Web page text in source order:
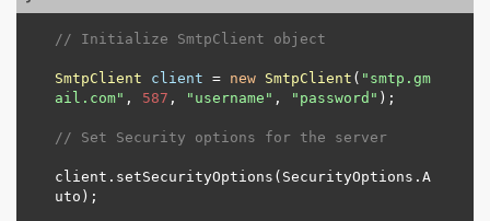
// Initialize SmtpClient object
SmtpClient client = new SmtpClient ( "smtp.gm
ail.com" , 587 , "username" , "password" );
// Set Security options for the server
client.setSecurityOptions(SecurityOptions.A
uto);